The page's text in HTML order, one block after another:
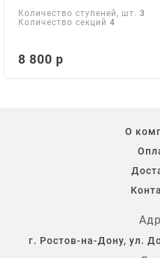
Количество ступеней, шт. 3
Количество секций 4
8 800 р
О
г. Ростов-на-Дону, ул.